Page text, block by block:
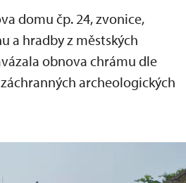
domu čp. 24, zvonice,
a hradby z městských
obnova chrámu dle
archeologických